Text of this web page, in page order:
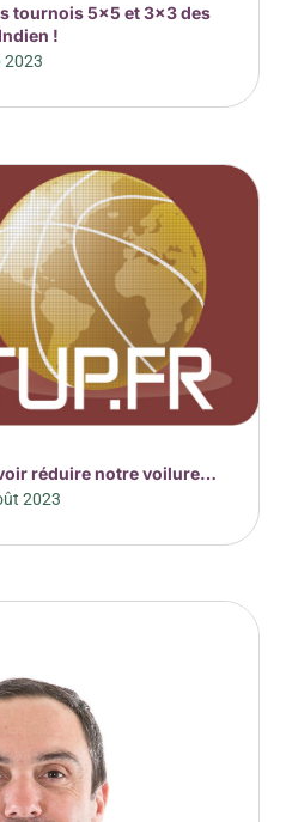
tournois 5×5 et 3×3 des
!
2023
réduire notre voilure…
2023